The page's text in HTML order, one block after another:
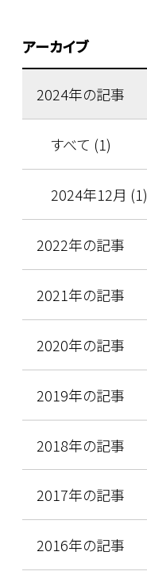
アーカイブ
2024年の記事
すべて (1)
2024年12月 (1)
2022年の記事
2021年の記事
2020年の記事
2019年の記事
2018年の記事
2017年の記事
2016年の記事